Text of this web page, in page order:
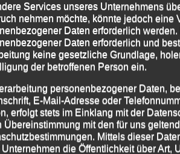
Paris-Marathon (v. li.) Renate Baumgartner, Torsten
und Irene Kühnhammer
hatten zum diesjährigen „Paris-
damit einen neuen Teilnehmerrekord
eigenen „Passauer Fanblock“
PassauRenate Baumgartner,Irene
auf die 42,195 km durch die
Services unseres Unternehmens
nehmen möchte, könnte jedoch eine
Daten erforderlich
Daten erforderlich und
keine gesetzliche Grundlage,
der betroffenen Person ein.
personenbezogener Daten,
E-Mail-Adresse oder
erfolgt stets im Einklang mit der
Übereinstimmung mit den für uns
Mittels dieser
Unternehmen die Öffentlichkeit über Art,